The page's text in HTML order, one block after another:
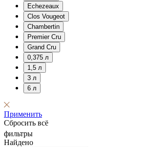
Echezeaux
Clos Vougeot
Chambertin
Premier Cru
Grand Cru
0,375 л
1,5 л
3 л
6 л
Применить
Сбросить всё
фильтры
Найдено